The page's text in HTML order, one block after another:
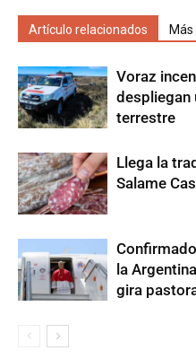
Artículo relacionados
Voraz
despliegan
terrestre
Llega la
Salame
la
gira